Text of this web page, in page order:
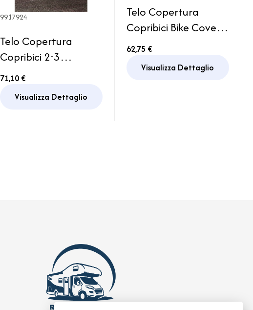
9917924
Telo Copertura
Copribici 2-3
Biciclette Bike Cover
Caravan
71,10 €
Visualizza Dettaglio
Telo Copertura
Copribici Bike Cover
Premium S Fiamma
Caravan
62,75 €
Visualizza Dettaglio